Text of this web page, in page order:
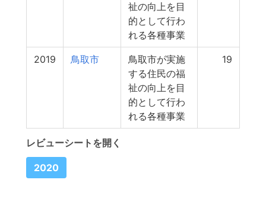
祉の向上を目
的として行わ
れる各種事業
2019 鳥取市
鳥取市が実施
する住民の福
祉の向上を目
的として行わ
れる各種事業
19
レビューシートを開く
2020